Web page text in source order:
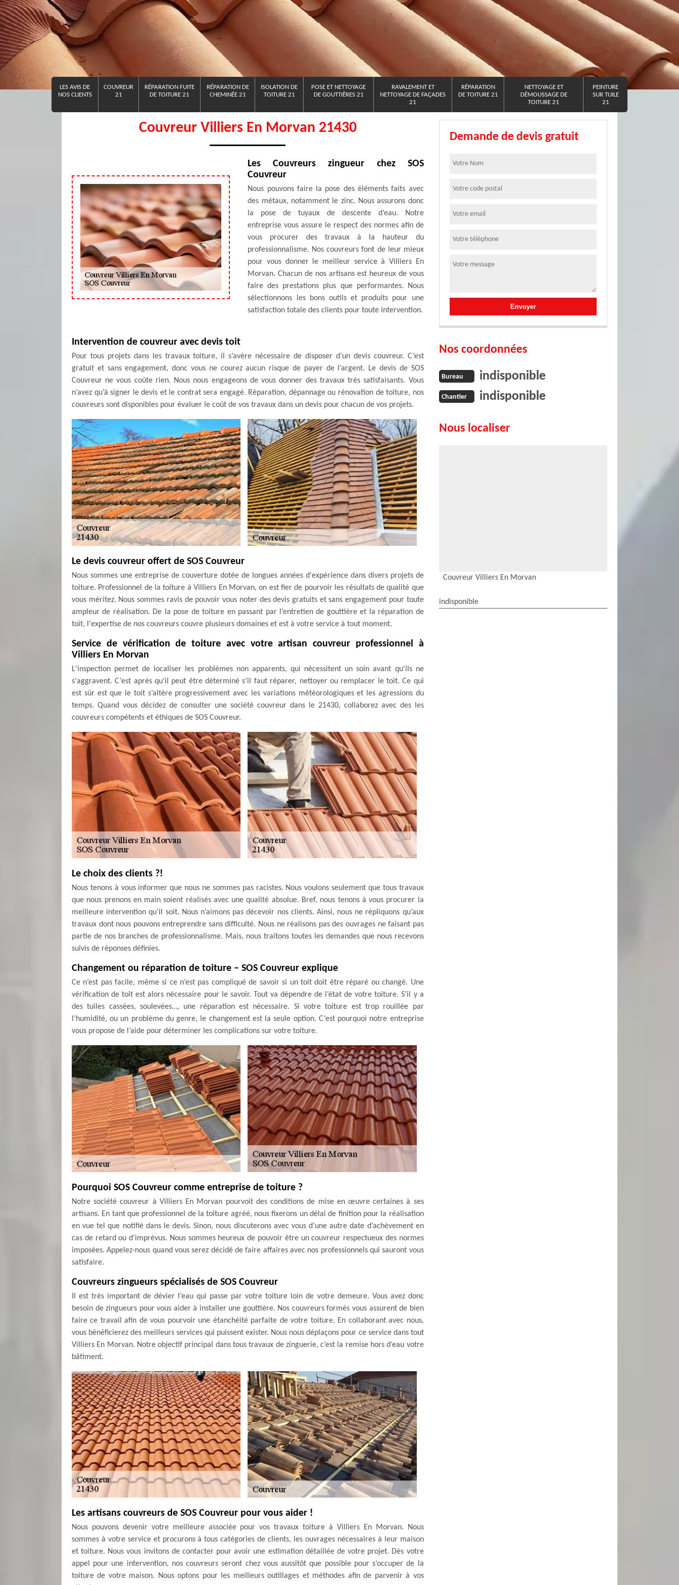
LES AVIS DE
NOS CLIENTS
COUVREUR
21
RÉPARATION FUITE
DE TOITURE 21
RÉPARATION DE
CHEMINÉE 21
ISOLATION DE
TOITURE 21
POSE ET NETTOYAGE
DE GOUTTIÈRES 21
RAVALEMENT ET
NETTOYAGE DE FAÇADES
21
RÉPARATION
DE TOITURE 21
NETTOYAGE ET
DÉMOUSSAGE DE
TOITURE 21
PEINTURE
SUR TUILE
21
Couvreur Villiers En Morvan 21430
Les Couvreurs zingueur chez SOS
Couvreur
Nous pouvons faire la pose des éléments faits avec
des métaux, notamment le zinc. Nous assurons donc
la pose de tuyaux de descente d’eau. Notre
entreprise vous assure le respect des normes afin de
vous procurer des travaux à la hauteur du
professionnalisme. Nos couvreurs font de leur mieux
pour vous donner le meilleur service à Villiers En
Morvan. Chacun de nos artisans est heureux de vous
faire des prestations plus que performantes. Nous
sélectionnons les bons outils et produits pour une
satisfaction totale des clients pour toute intervention.
Intervention de couvreur avec devis toit
Pour tous projets dans les travaux toiture, il s’avère nécessaire de disposer d’un devis couvreur. C’est
gratuit et sans engagement, donc vous ne courez aucun risque de payer de l’argent. Le devis de SOS
Couvreur ne vous coûte rien. Nous nous engageons de vous donner des travaux très satisfaisants. Vous
n’avez qu’à signer le devis et le contrat sera engagé. Réparation, dépannage ou rénovation de toiture, nos
couvreurs sont disponibles pour évaluer le coût de vos travaux dans un devis pour chacun de vos projets.
Le devis couvreur offert de SOS Couvreur
Nous sommes une entreprise de couverture dotée de longues années d'expérience dans divers projets de
toiture. Professionnel de la toiture à Villiers En Morvan, on est fier de pourvoir les résultats de qualité que
vous méritez. Nous sommes ravis de pouvoir vous noter des devis gratuits et sans engagement pour toute
ampleur de réalisation. De la pose de toiture en passant par l’entretien de gouttière et la réparation de
toit, l'expertise de nos couvreurs couvre plusieurs domaines et est à votre service à tout moment.
Service de vérification de toiture avec votre artisan couvreur professionnel à
Villiers En Morvan
L'inspection permet de localiser les problèmes non apparents, qui nécessitent un soin avant qu'ils ne
s'aggravent. C’est après qu’il peut être déterminé s’il faut réparer, nettoyer ou remplacer le toit. Ce qui
est sûr est que le toit s’altère progressivement avec les variations météorologiques et les agressions du
temps. Quand vous décidez de consulter une société couvreur dans le 21430, collaborez avec des les
couvreurs compétents et éthiques de SOS Couvreur.
Le choix des clients ?!
Nous tenons à vous informer que nous ne sommes pas racistes. Nous voulons seulement que tous travaux
que nous prenons en main soient réalisés avec une qualité absolue. Bref, nous tenons à vous procurer la
meilleure intervention qu’il soit. Nous n’aimons pas décevoir nos clients. Ainsi, nous ne répliquons qu’aux
travaux dont nous pouvons entreprendre sans difficulté. Nous ne réalisons pas des ouvrages ne faisant pas
partie de nos branches de professionnalisme. Mais, nous traitons toutes les demandes que nous recevons
suivis de réponses définies.
Changement ou réparation de toiture – SOS Couvreur explique
Ce n’est pas facile, même si ce n’est pas compliqué de savoir si un toit doit être réparé ou changé. Une
vérification de toit est alors nécessaire pour le savoir. Tout va dépendre de l’état de votre toiture. S’il y a
des tuiles cassées, soulevées…, une réparation est nécessaire. Si votre toiture est trop rouillée par
l’humidité, ou un problème du genre, le changement est la seule option. C’est pourquoi notre entreprise
vous propose de l’aide pour déterminer les complications sur votre toiture.
Pourquoi SOS Couvreur comme entreprise de toiture ?
Notre société couvreur à Villiers En Morvan pourvoit des conditions de mise en œuvre certaines à ses
artisans. En tant que professionnel de la toiture agréé, nous fixerons un délai de finition pour la réalisation
en vue tel que notifié dans le devis. Sinon, nous discuterons avec vous d’une autre date d’achèvement en
cas de retard ou d’imprévus. Nous sommes heureux de pouvoir être un couvreur respectueux des normes
imposées. Appelez-nous quand vous serez décidé de faire affaires avec nos professionnels qui sauront vous
satisfaire.
Couvreurs zingueurs spécialisés de SOS Couvreur
Il est très important de dévier l’eau qui passe par votre toiture loin de votre demeure. Vous avez donc
besoin de zingueurs pour vous aider à installer une gouttière. Nos couvreurs formés vous assurent de bien
faire ce travail afin de vous pourvoir une étanchéité parfaite de votre toiture. En collaborant avec nous,
vous bénéficierez des meilleurs services qui puissent exister. Nous nous déplaçons pour ce service dans tout
Villiers En Morvan. Notre objectif principal dans tous travaux de zinguerie, c’est la remise hors d’eau votre
bâtiment.
Les artisans couvreurs de SOS Couvreur pour vous aider !
Nous pouvons devenir votre meilleure associée pour vos travaux toiture à Villiers En Morvan. Nous
sommes à votre service et procurons à tous catégories de clients, les ouvrages nécessaires à leur maison
et toiture. Nous vous invitons de contacter pour avoir une estimation détaillée de votre projet. Dès votre
appel pour une intervention, nos couvreurs seront chez vous aussitôt que possible pour s’occuper de la
toiture de votre maison. Nous optons pour les meilleurs outillages et méthodes afin de parvenir à vos
Demande de devis gratuit
Nos coordonnées
Bureau indisponible
Chantier indisponible
Nous localiser
Couvreur Villiers En Morvan
indisponible